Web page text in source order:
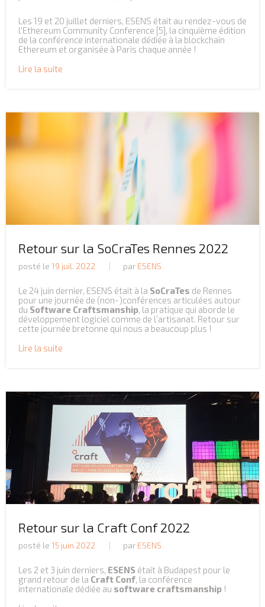
Les 19 et 20 juillet derniers, ESENS était au rendez-vous de
l'Ethereum Community Conference [5], la cinquième édition
de la conférence internationale dédiée à la blockchain
Ethereum et organisée à Paris chaque année !
Lire la suite
Retour sur la SoCraTes Rennes 2022
posté le 19 juil. 2022 par ESENS
Le 24 juin dernier, ESENS était à la SoCraTes de Rennes
pour une journée de (non-)conférences articulées autour
du Software Craftsmanship, la pratique qui aborde le
développement logiciel comme de l’artisanat. Retour sur
cette journée bretonne qui nous a beaucoup plus !
Lire la suite
Retour sur la Craft Conf 2022
posté le 15 juin 2022 par ESENS
Les 2 et 3 juin derniers, ESENS était à Budapest pour le
grand retour de la Craft Conf, la conférence
internationale dédiée au software craftsmanship !